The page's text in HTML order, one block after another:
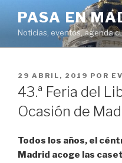
contenido
PASA EN
Noticias, eventos, agenda
PUBLICADO
EL
29 ABRIL, 2019 POR
43.ª Feria del
Ocasión de
Todos los años, el
Madrid acoge las